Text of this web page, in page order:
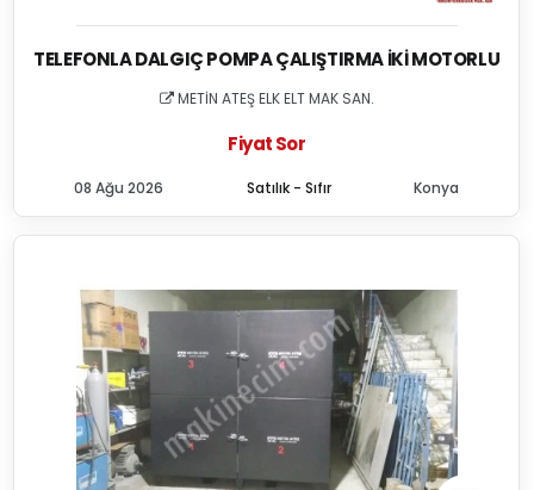
TELEFONLA DALGIÇ POMPA ÇALIŞTIRMA İKI MOTORLU
METİN ATEŞ ELK ELT MAK SAN.
Fiyat Sor
Satılık - Sıfır
08 Ağu 2026 Konya